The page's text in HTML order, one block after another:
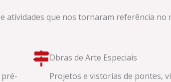
atividades que nos tornaram referência no
Obras de Arte Especiais
Projetos e vistorias de pontes,